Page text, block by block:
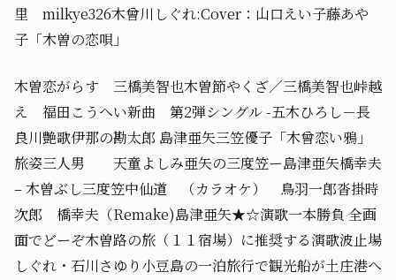
里 milkye326木曾川しぐれ:Cover：山口えい子藤あや
子「木曽の恋唄」
木曽恋がらす 三橋美智也木曽節やくざ／三橋美智也峠越
え 福田こうへい新曲 第2弾シングル -五木ひろし－長
良川艶歌伊那の勘太郎 島津亜矢三笠優子「木曾恋い鴉」
旅姿三人男 天童よしみ亜矢の三度笠ー島津亜矢橋幸夫
– 木曽ぶし三度笠中仙道 （カラオケ） 鳥羽一郎沓掛時
次郎 橋幸夫（Remake)島津亜矢★☆演歌一本勝負 全画
面でどーぞ木曽路の旅（１１宿場）に推奨する演歌波止場
しぐれ・石川さゆり小豆島の一泊旅行で観光船が土庄港へ